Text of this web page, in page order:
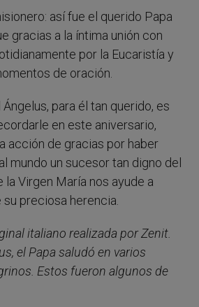
así fue el querido Papa
gracias a la íntima unión con
por la Eucaristía y
de oración.
para él tan querido, es
en este aniversario,
acción de gracias por haber
mundo un sucesor tan digno del
la Virgen María nos ayude a
preciosa herencia.
italiano realizada por Zenit.
el Papa saludó en varios
Estos fueron algunos de